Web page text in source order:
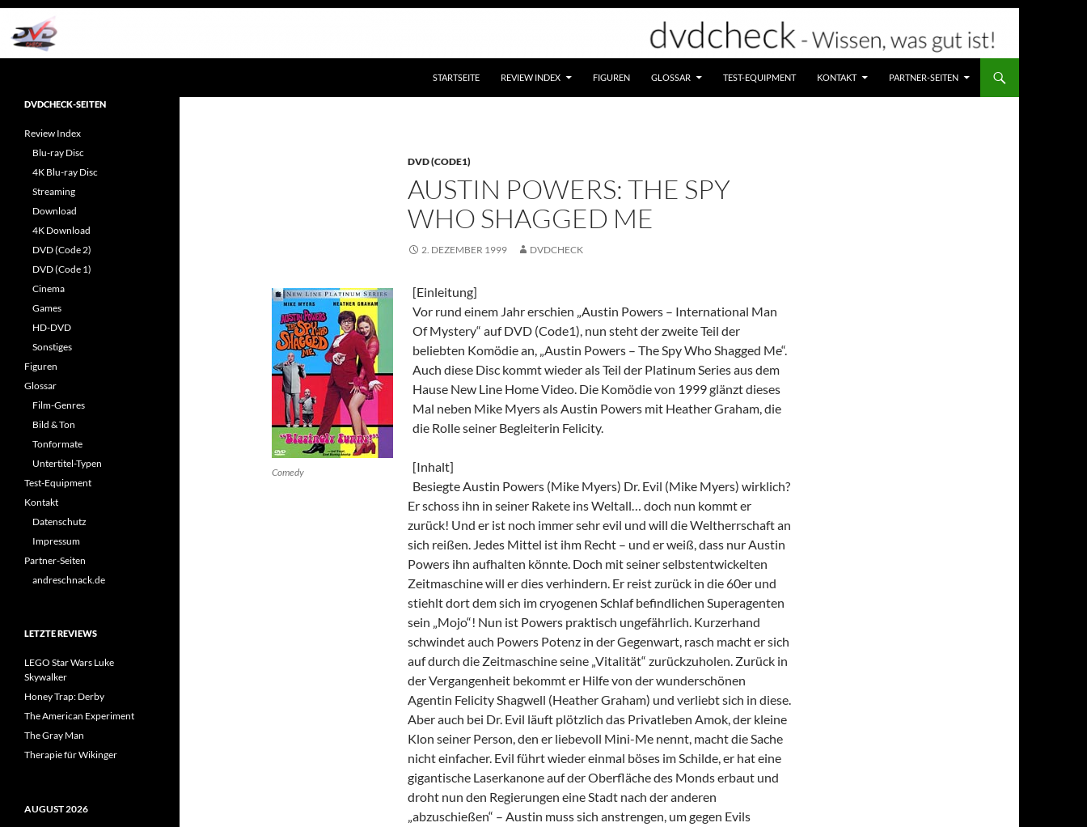
Zum
Inhalt
springen
STARTSEITE REVIEW INDEX FIGUREN GLOSSAR TEST-EQUIPMENT KONTAKT PARTNER-SEITEN
DVD (CODE1)
AUSTIN POWERS: THE SPY
WHO SHAGGED ME
2. DEZEMBER 1999 DVDCHECK
Comedy
[Einleitung]
Vor rund einem Jahr erschien „Austin Powers – International Man
Of Mystery“ auf DVD (Code1), nun steht der zweite Teil der
beliebten Komödie an, „Austin Powers – The Spy Who Shagged Me“.
Auch diese Disc kommt wieder als Teil der Platinum Series aus dem
Hause New Line Home Video. Die Komödie von 1999 glänzt dieses
Mal neben Mike Myers als Austin Powers mit Heather Graham, die
die Rolle seiner Begleiterin Felicity.
[Inhalt]
Besiegte Austin Powers (Mike Myers) Dr. Evil (Mike Myers) wirklich?
Er schoss ihn in seiner Rakete ins Weltall… doch nun kommt er
zurück! Und er ist noch immer sehr evil und will die Weltherrschaft an
sich reißen. Jedes Mittel ist ihm Recht – und er weiß, dass nur Austin
Powers ihn aufhalten könnte. Doch mit seiner selbstentwickelten
Zeitmaschine will er dies verhindern. Er reist zurück in die 60er und
stiehlt dort dem sich im cryogenen Schlaf befindlichen Superagenten
sein „Mojo“! Nun ist Powers praktisch ungefährlich. Kurzerhand
schwindet auch Powers Potenz in der Gegenwart, rasch macht er sich
auf durch die Zeitmaschine seine „Vitalität“ zurückzuholen. Zurück in
der Vergangenheit bekommt er Hilfe von der wunderschönen
Agentin Felicity Shagwell (Heather Graham) und verliebt sich in diese.
Aber auch bei Dr. Evil läuft plötzlich das Privatleben Amok, der kleine
Klon seiner Person, den er liebevoll Mini-Me nennt, macht die Sache
nicht einfacher. Evil führt wieder einmal böses im Schilde, er hat eine
gigantische Laserkanone auf der Oberfläche des Monds erbaut und
droht nun den Regierungen eine Stadt nach der anderen
„abzuschießen“ – Austin muss sich anstrengen, um gegen Evils
Reviews rund ums Heimkino &
DVDCHECK-SEITEN
Review Index
Blu-ray Disc
4K Blu-ray Disc
Streaming
Download
4K Download
DVD (Code 2)
DVD (Code 1)
Cinema
Games
HD-DVD
Sonstiges
Figuren
Glossar
Film-Genres
Bild & Ton
Tonformate
Untertitel-Typen
Test-Equipment
Kontakt
Datenschutz
Impressum
Partner-Seiten
andreschnack.de
LETZTE REVIEWS
LEGO Star Wars Luke
Skywalker
Honey Trap: Derby
The American Experiment
The Gray Man
Therapie für Wikinger
AUGUST 2026